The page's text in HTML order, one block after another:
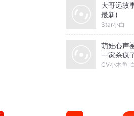
大哥远故
最新)
Star小白
萌娃心声
一家杀疯
｜团宠萌
CV小木鱼_